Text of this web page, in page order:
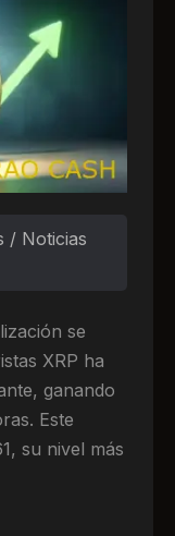
/ Noticias
se
XRP ha
ganando
Este
su nivel más